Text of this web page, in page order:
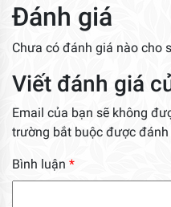
Đánh giá
Chưa có đánh giá nào cho
Viết đánh giá
Email của bạn sẽ không
trường bắt buộc được đánh
Bình luận *